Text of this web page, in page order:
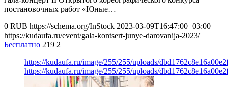
постановочных работ «Юные…
0 RUB https://schema.org/InStock 2023-03-09T16:47:00+03:00
https://kudaufa.ru/event/gala-kontsert-junye-darovanija-2023/
Бесплатно 219 2
https://kudaufa.ru/image/255/255/uploads/
https://kudaufa.ru/image/255/255/uploads/